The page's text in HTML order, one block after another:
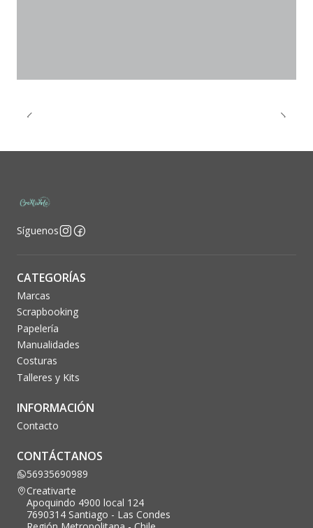
Síguenos
CATEGORÍAS
Marcas
Scrapbooking
Papelería
Manualidades
Costuras
Talleres y Kits
INFORMACIÓN
Contacto
CONTÁCTANOS
56935690989
Creativarte
Apoquindo 4900 local 124
7690314 Santiago - Las Condes